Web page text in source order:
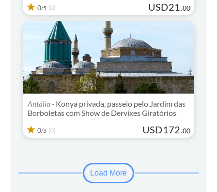
0/5 (0) USD21 .00
Antália - Konya privada, passeio pelo Jardim das
Borboletas com Show de Dervixes Giratórios
0/5 (0) USD172.00
Load More